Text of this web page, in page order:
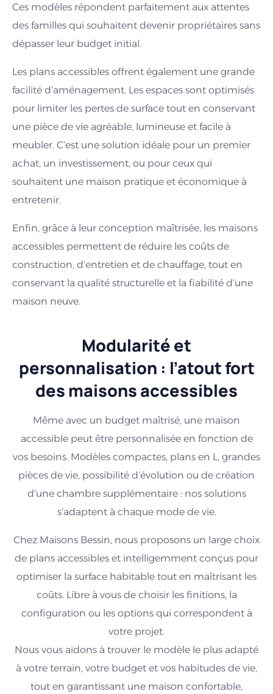
Ces modèles répondent parfaitement aux attentes
des familles qui souhaitent devenir propriétaires sans
dépasser leur budget initial.
Les plans accessibles offrent également une grande
facilité d’aménagement. Les espaces sont optimisés
pour limiter les pertes de surface tout en conservant
une pièce de vie agréable, lumineuse et facile à
meubler. C’est une solution idéale pour un premier
achat, un investissement, ou pour ceux qui
souhaitent une maison pratique et économique à
entretenir.
Enfin, grâce à leur conception maîtrisée, les maisons
accessibles permettent de réduire les coûts de
construction, d’entretien et de chauffage, tout en
conservant la qualité structurelle et la fiabilité d’une
maison neuve.
Modularité et
personnalisation : l’atout fort
des maisons accessibles
Même avec un budget maîtrisé, une maison
accessible peut être personnalisée en fonction de
vos besoins. Modèles compactes, plans en L, grandes
pièces de vie, possibilité d’évolution ou de création
d’une chambre supplémentaire : nos solutions
s’adaptent à chaque mode de vie.
Chez Maisons Bessin, nous proposons un large choix
de plans accessibles et intelligemment conçus pour
optimiser la surface habitable tout en maîtrisant les
coûts. Libre à vous de choisir les finitions, la
configuration ou les options qui correspondent à
votre projet.
Nous vous aidons à trouver le modèle le plus adapté
à votre terrain, votre budget et vos habitudes de vie,
tout en garantissant une maison confortable,